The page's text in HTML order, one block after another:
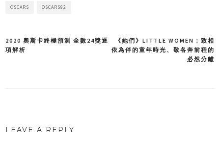
OSCARS OSCARS92
Post
《她們》LITTLE WOMEN：致相
依為伴的童年時光、敬各奔前程的
必然分離
2020 奧斯卡終極預測 全數24獎逐
項解析
LEAVE A REPLY